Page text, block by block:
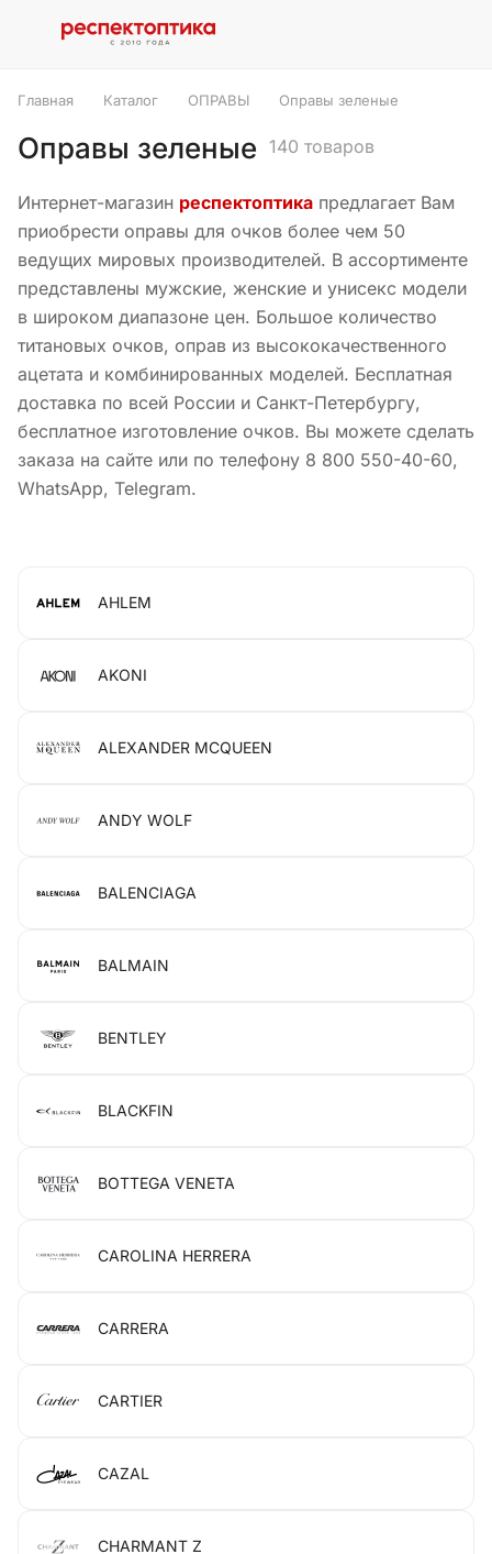
Главная Каталог ОПРАВЫ Оправы зеленые
Оправы зеленые 140 товаров
Интернет-магазин респектоптика предлагает Вам
приобрести оправы для очков более чем 50
ведущих мировых производителей. В ассортименте
представлены мужские, женские и унисекс модели
в широком диапазоне цен. Большое количество
титановых очков, оправ из высококачественного
ацетата и комбинированных моделей. Бесплатная
доставка по всей России и Санкт-Петербургу,
бесплатное изготовление очков. Вы можете сделать
заказа на сайте или по телефону 8 800 550-40-60,
WhatsApp, Telegram.
AHLEM
AKONI
ALEXANDER MCQUEEN
ANDY WOLF
BALENCIAGA
BALMAIN
BENTLEY
BLACKFIN
BOTTEGA VENETA
CAROLINA HERRERA
CARRERA
CARTIER
CAZAL
CHARMANT Z